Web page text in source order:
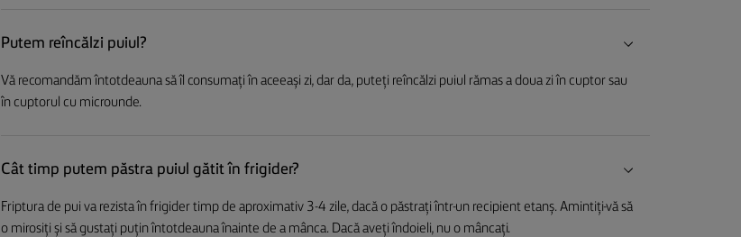
Putem reîncălzi puiul?
Vă recomandăm întotdeauna să îl consumați în aceeași zi, dar da, puteți reîncălzi puiul rămas a doua zi în cuptor sau
în cuptorul cu microunde.
Cât timp putem păstra puiul gătit în frigider?
Friptura de pui va rezista în frigider timp de aproximativ 3-4 zile, dacă o păstrați într-un recipient etanș. Amintiți-vă să
o mirosiți și să gustați puțin întotdeauna înainte de a mânca. Dacă aveți îndoieli, nu o mâncați.